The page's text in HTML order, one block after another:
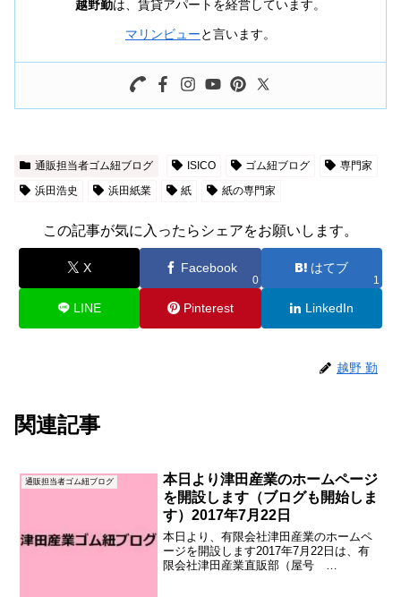
越野勤は、賃貸アパートを経営しています。
マリンビューと言います。
通販担当者ゴム紐ブログ ISICO ゴム紐ブログ
専門家
浜田浩史
浜田紙業 紙 紙の専門家
この記事が気に入ったらシェアをお願いします。
X Facebook
0
はてブ
1
LINE Pinterest LinkedIn
越野 勤
関連記事
通販担当者ゴム紐ブログ
本日より津田産業のホームページ
を開設します（ブログも開始しま
す）2017年7月22日
本日より、有限会社津田産業のホームペ
ージを開設します2017年7月22日は、有
限会社津田産業直販部（屋号